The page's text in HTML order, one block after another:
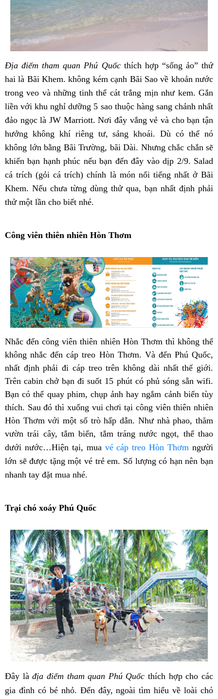
Địa điểm tham quan Phú Quốcthích hợp “sống ảo” thứ
hai là Bãi Khem. không kém cạnh Bãi Sao về khoản nước
trong veo và những tinh thể cát trắng mịn như kem. Gắn
liền với khu nghỉ dưỡng 5 sao thuộc hàng sang chảnh nhất
đảo ngọc là JW Marriott. Nơi đây vắng vẻ và cho bạn tận
hưởng không khí riêng tư, sảng khoái. Dù có thể nó
không lớn bằng Bãi Trường, bãi Dài. Nhưng chắc chắn sẽ
khiến bạn hạnh phúc nếu bạn đến đây vào dịp 2/9. Salad
cá trích (gỏi cá trích) chính là món nổi tiếng nhất ở Bãi
Khem. Nếu chưa từng dùng thử qua, bạn nhất định phải
thử một lần cho biết nhé.
Công viên thiên nhiên Hòn Thơm
Nhắc đến công viên thiên nhiên Hòn Thơm thì không thể
không nhắc đến cáp treo Hòn Thơm. Và đến Phú Quốc,
nhất định phải đi cáp treo trên không dài nhất thế giới.
Trên cabin chở bạn đi suốt 15 phút có phủ sóng sẵn wifi.
Bạn có thể quay phim, chụp ảnh hay ngắm cảnh biển tùy
thích. Sau đó thì xuống vui chơi tại công viên thiên nhiên
Hòn Thơm với một số trò hấp dẫn. Như nhà phao, thăm
vườn trái cây, tắm biển, tắm tráng nước ngọt, thể thao
dưới nước…Hiện tại, mua vé cáp treo Hòn Thơmngười
lớn sẽ được tặng một vé trẻ em. Số lượng có hạn nên bạn
nhanh tay đặt mua nhé.
Trại chó xoáy Phú Quốc
Đây làđịa điểm tham quan Phú Quốc thích hợp cho các
gia đình có bé nhỏ. Đến đây, ngoài tìm hiểu về loài chó